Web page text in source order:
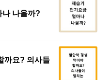
나 나올까?
까요? 의사들